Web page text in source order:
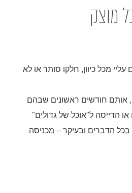
מוצק
מכל כיוון, חלקו סותר או לא
אותם חודשים ראשונים שבהם
הדייסה ל"אוכל של גדולים"
הדברים ובעיקר – מכניסה